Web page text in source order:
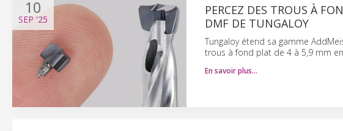
10
SEP '25
PERCEZ DES TROUS À
DMF DE TUNGALOY
Tungaloy étend sa gamme
trous à fond plat de 4 à 5,9 mm
En savoir plus…